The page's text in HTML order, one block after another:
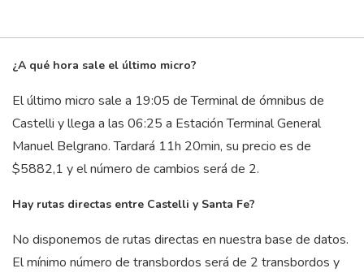
¿A qué hora sale el último micro?
El último micro sale a 19:05 de Terminal de ómnibus de
Castelli y llega a las 06:25 a Estación Terminal General
Manuel Belgrano. Tardará 11h 20min, su precio es de
$5882,1 y el número de cambios será de 2.
Hay rutas directas entre Castelli y Santa Fe?
No disponemos de rutas directas en nuestra base de datos.
El mínimo número de transbordos será de 2 transbordos y